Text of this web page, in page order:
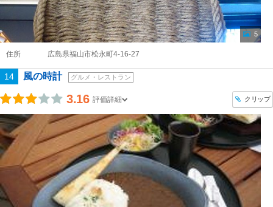
5
住所 広島県福山市松永町4-16-27
14 風の時計 グルメ・レストラン
3.16 評価詳細 クリップ